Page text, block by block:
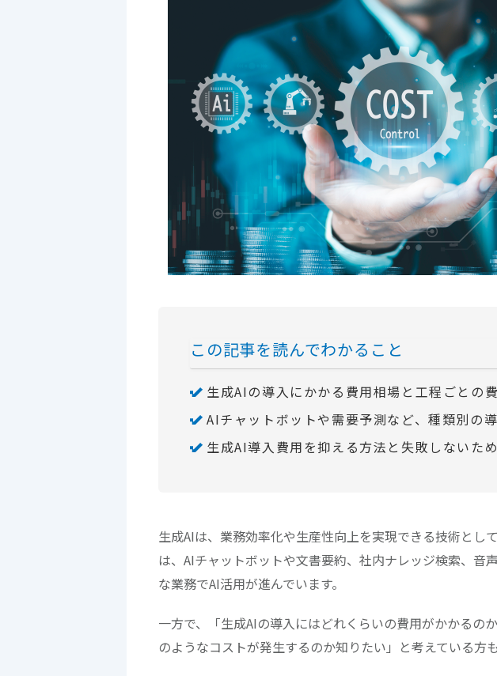
この記事を読んでわかること
生成AIの導入にかかる費用相場と工程ごとの
AIチャットボットや需要予測など、種類別の
生成AI導入費用を抑える方法と失敗しないた
生成AIは、業務効率化や生産性向上を実現できる技術とし
は、AIチャットボットや文書要約、社内ナレッジ検索、音
な業務でAI活用が進んでいます。
一方で、「生成AIの導入にはどれくらいの費用がかかるの
のようなコストが発生するのか知りたい」と考えている方